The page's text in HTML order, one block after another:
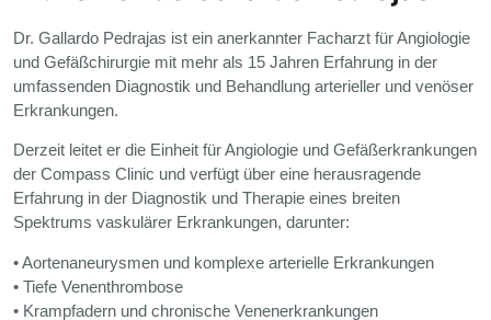
Dr. Gallardo Pedrajas ist ein anerkannter Facharzt für Angiologie
und Gefäßchirurgie mit mehr als 15 Jahren Erfahrung in der
umfassenden Diagnostik und Behandlung arterieller und venöser
Erkrankungen.
Derzeit leitet er die Einheit für Angiologie und Gefäßerkrankungen
der Compass Clinic und verfügt über eine herausragende
Erfahrung in der Diagnostik und Therapie eines breiten
Spektrums vaskulärer Erkrankungen, darunter:
• Aortenaneurysmen und komplexe arterielle Erkrankungen
• Tiefe Venenthrombose
• Krampfadern und chronische Venenerkrankungen